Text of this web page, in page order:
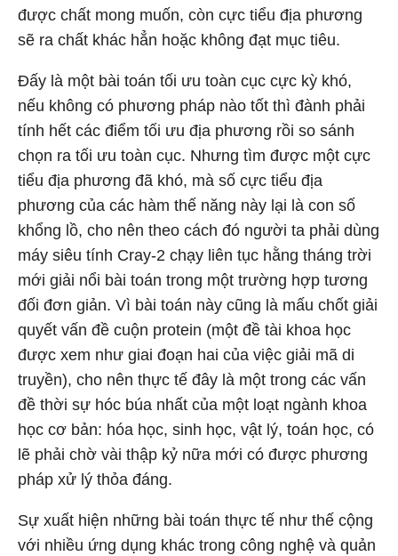
được chất mong muốn, còn cực tiểu địa phương
sẽ ra chất khác hẳn hoặc không đạt mục tiêu.
Đấy là một bài toán tối ưu toàn cục cực kỳ khó,
nếu không có phương pháp nào tốt thì đành phải
tính hết các điểm tối ưu địa phương rồi so sánh
chọn ra tối ưu toàn cục. Nhưng tìm được một cực
tiểu địa phương đã khó, mà số cực tiểu địa
phương của các hàm thế năng này lại là con số
khổng lồ, cho nên theo cách đó người ta phải dùng
máy siêu tính Cray-2 chạy liên tục hằng tháng trời
mới giải nổi bài toán trong một trường hợp tương
đối đơn giản. Vì bài toán này cũng là mấu chốt giải
quyết vấn đề cuộn protein (một đề tài khoa học
được xem như giai đoạn hai của việc giải mã di
truyền), cho nên thực tế đây là một trong các vấn
đề thời sự hóc búa nhất của một loạt ngành khoa
học cơ bản: hóa học, sinh học, vật lý, toán học, có
lẽ phải chờ vài thập kỷ nữa mới có được phương
pháp xử lý thỏa đáng.
Sự xuất hiện những bài toán thực tế như thế cộng
với nhiều ứng dụng khác trong công nghệ và quản